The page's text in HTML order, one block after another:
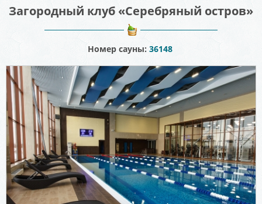
Загородный клуб «Серебряный остров»
Номер сауны: 36148